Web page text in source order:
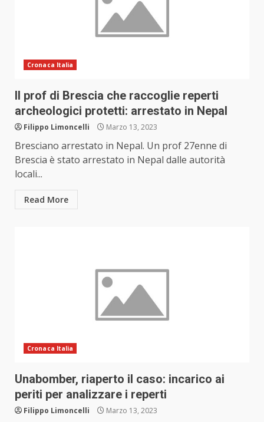
Cronaca Italia
Il prof di Brescia che raccoglie reperti
archeologici protetti: arrestato in Nepal
Filippo Limoncelli Marzo 13, 2023
Bresciano arrestato in Nepal. Un prof 27enne di
Brescia è stato arrestato in Nepal dalle autorità
locali...
Read More
Cronaca Italia
Unabomber, riaperto il caso: incarico ai
periti per analizzare i reperti
Filippo Limoncelli Marzo 13, 2023